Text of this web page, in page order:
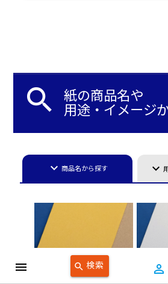
menu search 検索 person_outline
search 紙の商品名や
用途・イメージ
keyboard_arrow_down 商品名から探す keyboard_arrow_down